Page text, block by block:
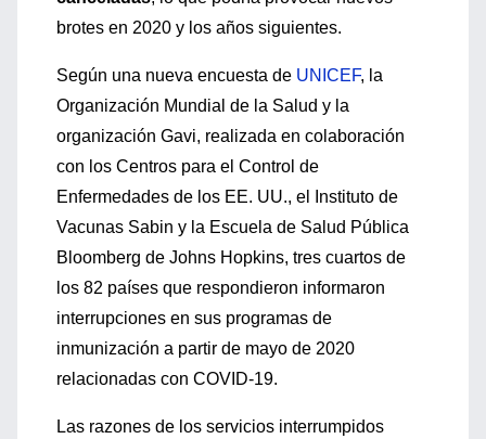
brotes en 2020 y los años siguientes.
Según una nueva encuesta de UNICEF, la
Organización Mundial de la Salud y la
organización Gavi, realizada en colaboración
con los Centros para el Control de
Enfermedades de los EE. UU., el Instituto de
Vacunas Sabin y la Escuela de Salud Pública
Bloomberg de Johns Hopkins, tres cuartos de
los 82 países que respondieron informaron
interrupciones en sus programas de
inmunización a partir de mayo de 2020
relacionadas con COVID-19.
Las razones de los servicios interrumpidos